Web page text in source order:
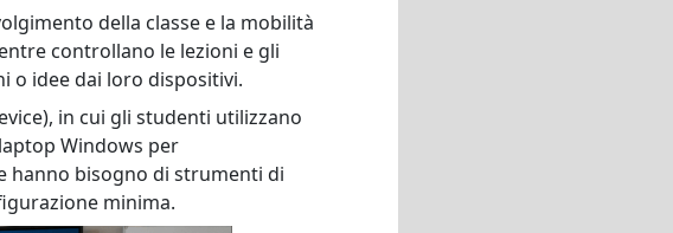
della classe e la mobilità
controllano le lezioni e gli
o idee dai loro dispositivi.
in cui gli studenti utilizzano
Windows per
hanno bisogno di strumenti di
minima.